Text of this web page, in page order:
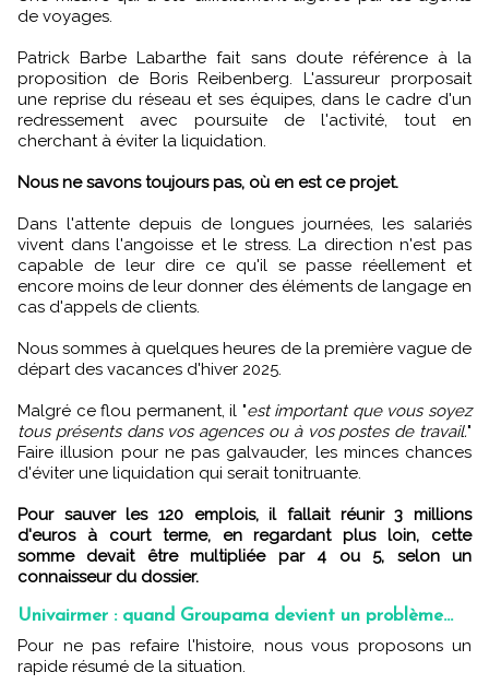
de voyages.
Patrick Barbe Labarthe fait sans doute référence à la
proposition de Boris Reibenberg. L'assureur prorposait
une reprise du réseau et ses équipes, dans le cadre d'un
redressement avec poursuite de l'activité, tout en
cherchant à éviter la liquidation.
Nous ne savons toujours pas, où en est ce projet.
Dans l'attente depuis de longues journées, les salariés
vivent dans l'angoisse et le stress. La direction n'est pas
capable de leur dire ce qu'il se passe réellement et
encore moins de leur donner des éléments de langage en
cas d'appels de clients.
Nous sommes à quelques heures de la première vague de
départ des vacances d'hiver 2025.
Malgré ce flou permanent, il "est important que vous soyez
tous présents dans vos agences ou à vos postes de travail."
Faire illusion pour ne pas galvauder, les minces chances
d'éviter une liquidation qui serait tonitruante.
Pour sauver les 120 emplois, il fallait réunir 3 millions
d'euros à court terme, en regardant plus loin, cette
somme devait être multipliée par 4 ou 5, selon un
connaisseur du dossier.
Univairmer : quand Groupama devient un problème...
Pour ne pas refaire l'histoire, nous vous proposons un
rapide résumé de la situation.